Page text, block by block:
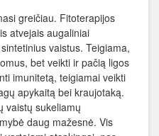
greičiau. Fitoterapijos
atvejais augaliniai
vaistus. Teigiama,
bet veikti ir pačią ligos
imunitetą, teigiamai veikti
apykaitą bei kraujotaką.
vaistų sukeliamų
daug mažesnė. Vis